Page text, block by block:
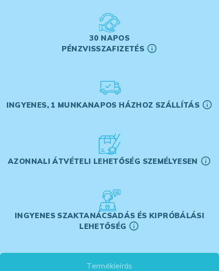
30 NAPOS
PÉNZVISSZAFIZETÉS
INGYENES, 1 MUNKANAPOS HÁZHOZ SZÁLLÍTÁS
AZONNALI ÁTVÉTELI LEHETŐSÉG SZEMÉLYESEN
INGYENES SZAKTANÁCSADÁS ÉS KIPRÓBÁLÁSI
LEHETŐSÉG
Termékleírás